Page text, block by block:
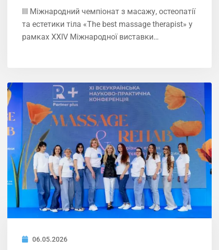
ІIІ Міжнародний чемпіонат з масажу, остеопатії
та естетики тіла «The best massage therapist» у
рамках XXIV Міжнародної виставки…
06.05.2026